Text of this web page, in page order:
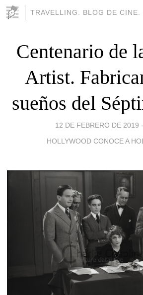
TRAVELLING. BLOG DE CINE.
Centenario de
Artist.
sueños del
12 DE FEBRERO DE 2019
HOLLYWOOD CONOCE A